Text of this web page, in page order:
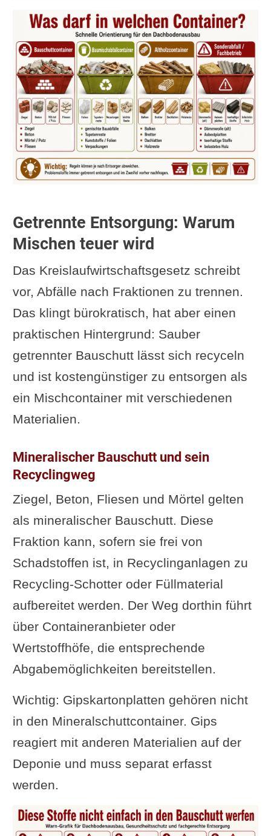
Getrennte Entsorgung: Warum
Mischen teuer wird
Das Kreislaufwirtschaftsgesetz schreibt
vor, Abfälle nach Fraktionen zu trennen.
Das klingt bürokratisch, hat aber einen
praktischen Hintergrund: Sauber
getrennter Bauschutt lässt sich recyceln
und ist kostengünstiger zu entsorgen als
ein Mischcontainer mit verschiedenen
Materialien.
Mineralischer Bauschutt und sein
Recyclingweg
Ziegel, Beton, Fliesen und Mörtel gelten
als mineralischer Bauschutt. Diese
Fraktion kann, sofern sie frei von
Schadstoffen ist, in Recyclinganlagen zu
Recycling-Schotter oder Füllmaterial
aufbereitet werden. Der Weg dorthin führt
über Containeranbieter oder
Wertstoffhöfe, die entsprechende
Abgabemöglichkeiten bereitstellen.
Wichtig: Gipskartonplatten gehören nicht
in den Mineralschuttcontainer. Gips
reagiert mit anderen Materialien auf der
Deponie und muss separat erfasst
werden.